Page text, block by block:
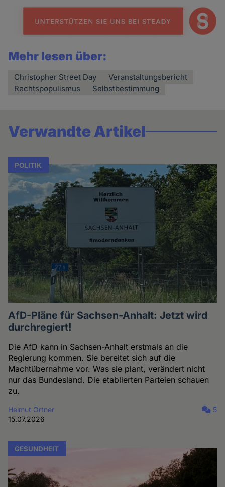
Mehr lesen über:
Christopher Street Day
Veranstaltungsbericht
Rechtspopulismus
Selbstbestimmung
Verwandte Artikel
POLITIK
AfD-Pläne für Sachsen-Anhalt: Jetzt wird
durchregiert!
Die AfD kann in Sachsen-Anhalt erstmals an die
Regierung kommen. Sie bereitet sich auf die
Machtübernahme vor. Was sie plant, verändert nicht
nur das Bundesland. Die etablierten Parteien schauen
zu.
Helmut Ortner
15.07.2026
5
GESUNDHEIT